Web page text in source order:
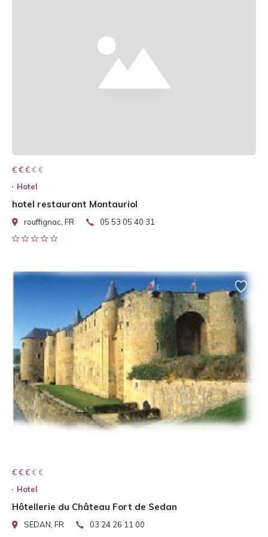
€ € € € €
€ € €
Hotel
hotel restaurant Montauriol
rouffignac, FR 05 53 05 40 31
€ € € € €
€ € €
Hotel
Hôtellerie du Château Fort de Sedan
SEDAN, FR 03 24 26 11 00